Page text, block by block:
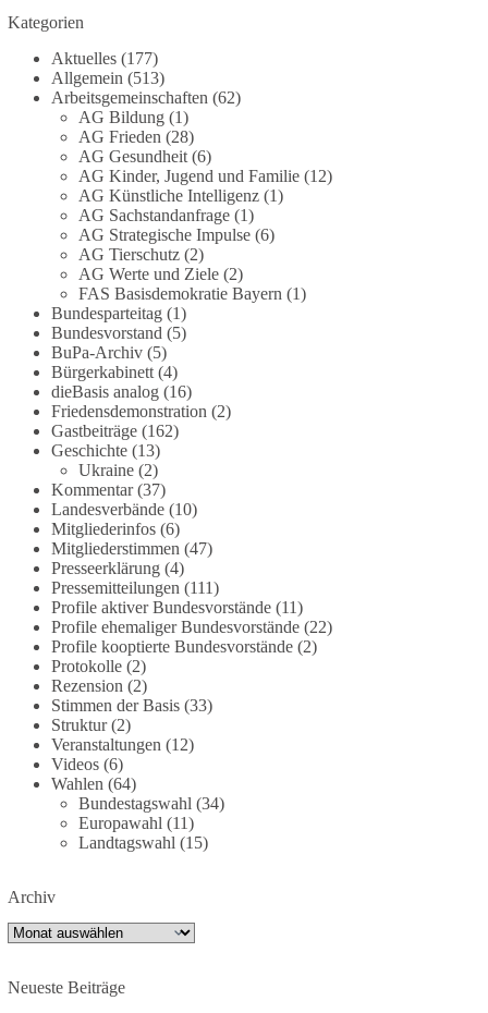
Im Politischen Frühschoppen diskutieren die
Teilnehmer das Verhältnis von Mensch, Natur und
Grundgesetz.
Beitrag der AG Strategische Impulse
Kann die Natur Träger eigener Grundrechte sein?
Oder würde eine solche Entwicklung das
Fundament unseres Grundgesetzes sprengen? Mit
dieser grundsätzlichen Frage beschäftigte sich die
Teilnehmer des Politischen Frühschoppens der
AG Strategische Impulse am 19. Juli 2026.
Referent Frank Bothmann stellte die These auf,
dass die derzeit in Teilen der Umweltbewegung
diskutierten „Grundrechte der Natur“ weit über
klassischen Naturschutz hinausreichen und
grundlegende Fragen zum Menschenbild, zum
Rechtsstaat und zur Demokratie aufwerfen. [...]
👉 Hier weiterlesen:https://diebasis-
partei.de/2026/07/grundrechte-der-natur-ein-
angriff-auf-das-grundgesetz/
🟩🟩🟦🟦🟥🟥🟧🟧
Es ging weniger um fertige Antworten als um eine
Debatte darüber, wie Freiheit, Verantwortung,
Naturschutz und Grundrechte in einer
demokratischen Gesellschaft künftig miteinander
in Einklang gebracht werden können.
#dieBasis #natur #grundrechte
#demokratie
1 Tag zuvor
Jetzt dieBasis Sachsen-Anhalt unterstützen!
Kategorien
Aktuelles(177)
Allgemein (513)
Arbeitsgemeinschaften (62)
AG Bildung(1)
AG Frieden (28)
AG Gesundheit(6)
AG Kinder, Jugend und Familie(12)
AG Künstliche Intelligenz(1)
AG Sachstandanfrage(1)
AG Strategische Impulse(6)
AG Tierschutz(2)
AG Werte und Ziele(2)
FAS Basisdemokratie Bayern (1)
Bundesparteitag(1)
Bundesvorstand (5)
BuPa-Archiv(5)
Bürgerkabinett(4)
dieBasis analog(16)
Friedensdemonstration (2)
Gastbeiträge(162)
Geschichte(13)
Ukraine(2)
Kommentar(37)
Landesverbände(10)
Mitgliederinfos(6)
Mitgliederstimmen (47)
Presseerklärung(4)
Pressemitteilungen (111)
Profile aktiver Bundesvorstände(11)
Profile ehemaliger Bundesvorstände(22)
Profile kooptierte Bundesvorstände(2)
Protokolle(2)
Rezension (2)
Stimmen der Basis(33)
Struktur(2)
Veranstaltungen (12)
Videos(6)
Wahlen (64)
Bundestagswahl (34)
Europawahl (11)
Landtagswahl (15)
Archiv
Archiv
Neueste Beiträge